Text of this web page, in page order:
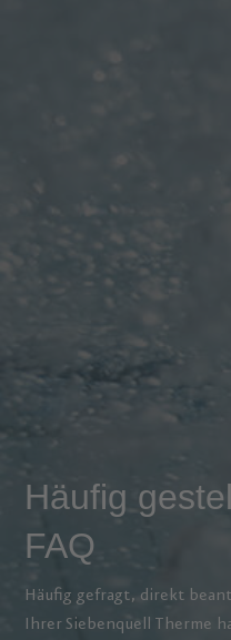
Häufig
FAQ
Häufig gefragt, direkt
Ihrer Siebenquell Therme